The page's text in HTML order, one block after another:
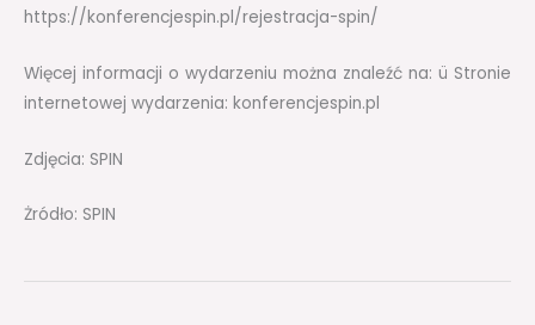
https://konferencjespin.pl/rejestracja-spin/
Więcej informacji o wydarzeniu można znaleźć na: ü Stronie
internetowej wydarzenia: konferencjespin.pl
Zdjęcia: SPIN
Żródło: SPIN